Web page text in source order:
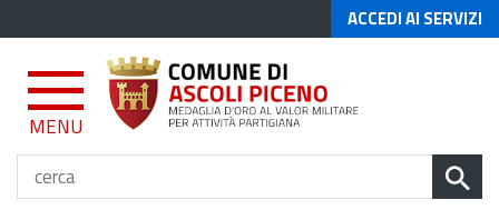
ACCEDI AI SERVIZI
MENU